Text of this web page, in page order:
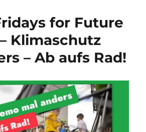
„Kipppunkte
Klimasystem
–
Wir
an
einem
kritischen
Punkt!“
for Future
Klimaschutz
– Ab aufs Rad!